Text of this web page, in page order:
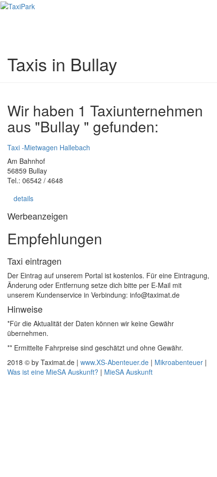
Taxis in Bullay
Wir haben 1 Taxiunternehmen
aus "Bullay " gefunden:
Taxi -Mietwagen Hallebach
Am Bahnhof
56859 Bullay
Tel.: 06542 / 4648
details
Werbeanzeigen
Empfehlungen
Taxi eintragen
Der Eintrag auf unserem Portal ist kostenlos. Für eine Eintragung,
Änderung oder Entfernung setze dich bitte per E-Mail mit
unserem Kundenservice in Verbindung: info@taximat.de
Hinweise
*Für die Aktualität der Daten können wir keine Gewähr
übernehmen.
** Ermittelte Fahrpreise sind geschätzt und ohne Gewähr.
2018 © by Taximat.de | www.XS-Abenteuer.de | Mikroabenteuer |
Was ist eine MieSA Auskunft? | MieSA Auskunft